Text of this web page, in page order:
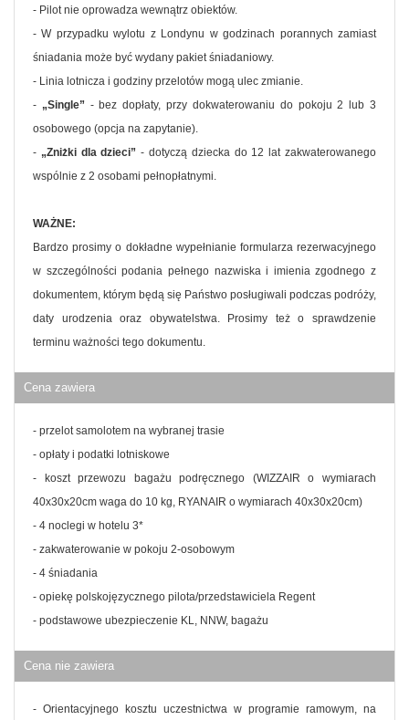
- Pilot nie oprowadza wewnątrz obiektów.
- W przypadku wylotu z Londynu w godzinach porannych zamiast
śniadania może być wydany pakiet śniadaniowy.
- Linia lotnicza i godziny przelotów mogą ulec zmianie.
- „Single” - bez dopłaty, przy dokwaterowaniu do pokoju 2 lub 3
osobowego (opcja na zapytanie).
- „Zniżki dla dzieci” - dotyczą dziecka do 12 lat zakwaterowanego
wspólnie z 2 osobami pełnopłatnymi.
WAŻNE:
Bardzo prosimy o dokładne wypełnianie formularza rezerwacyjnego
w szczególności podania pełnego nazwiska i imienia zgodnego z
dokumentem, którym będą się Państwo posługiwali podczas podróży,
daty urodzenia oraz obywatelstwa. Prosimy też o sprawdzenie
terminu ważności tego dokumentu.
Cena zawiera
- przelot samolotem na wybranej trasie
- opłaty i podatki lotniskowe
- koszt przewozu bagażu podręcznego (WIZZAIR o wymiarach
40x30x20cm waga do 10 kg, RYANAIR o wymiarach 40x30x20cm)
- 4 noclegi w hotelu 3*
- zakwaterowanie w pokoju 2-osobowym
- 4 śniadania
- opiekę polskojęzycznego pilota/przedstawiciela Regent
- podstawowe ubezpieczenie KL, NNW, bagażu
Cena nie zawiera
- Orientacyjnego kosztu uczestnictwa w programie ramowym, na